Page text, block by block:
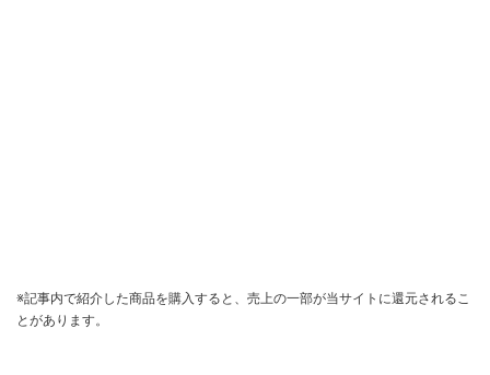
※記事内で紹介した商品を購入すると、売上の一部が当サイトに還元されるこ
とがあります。